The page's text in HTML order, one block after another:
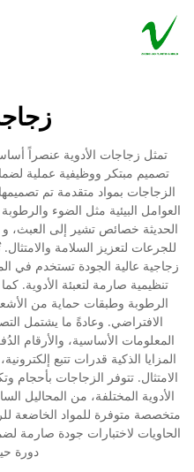
تمثل زجاجات الأدوية عنصراً
تصميم مبتكر ووظيفية عملية
الزجاجات بمواد متقدمة تم
العوامل البيئية مثل الضوء
الحديثة خصائص تشير إلى العبث، و
للجرعات لتعزيز السلامة
زجاجية عالية الجودة تستخدم في
تنظيمية صارمة لتعبئة الأدوية.
الرطوبة وطبقات حماية من
الافتراضي. وعادةً ما يشتمل
المعلومات الأساسية، والأرقام
المزايا الذكية قدرات تتبع
الامتثال. تتوفر الزجاجات بأحجام
الأدوية المختلفة، من المحاليل
متخصصة متوفرة للمواد الخاضعة
الحاويات لاختبارات جودة صارمة
دورة